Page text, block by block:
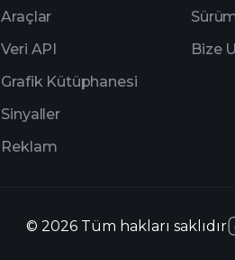
Araçlar
Veri API
Grafik Kütüphanesi
Sinyaller
Reklam
Bize
© 2026 Tüm hakları saklıdır